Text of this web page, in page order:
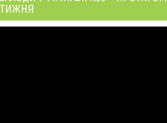
ТИЖНЯ